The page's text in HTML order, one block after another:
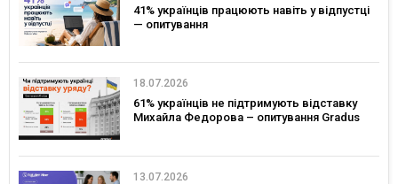
41% українців працюють навіть у відпустці
— опитування
18.07.2026
61% українців не підтримують відставку
Михайла Федорова – опитування Gradus
13.07.2026